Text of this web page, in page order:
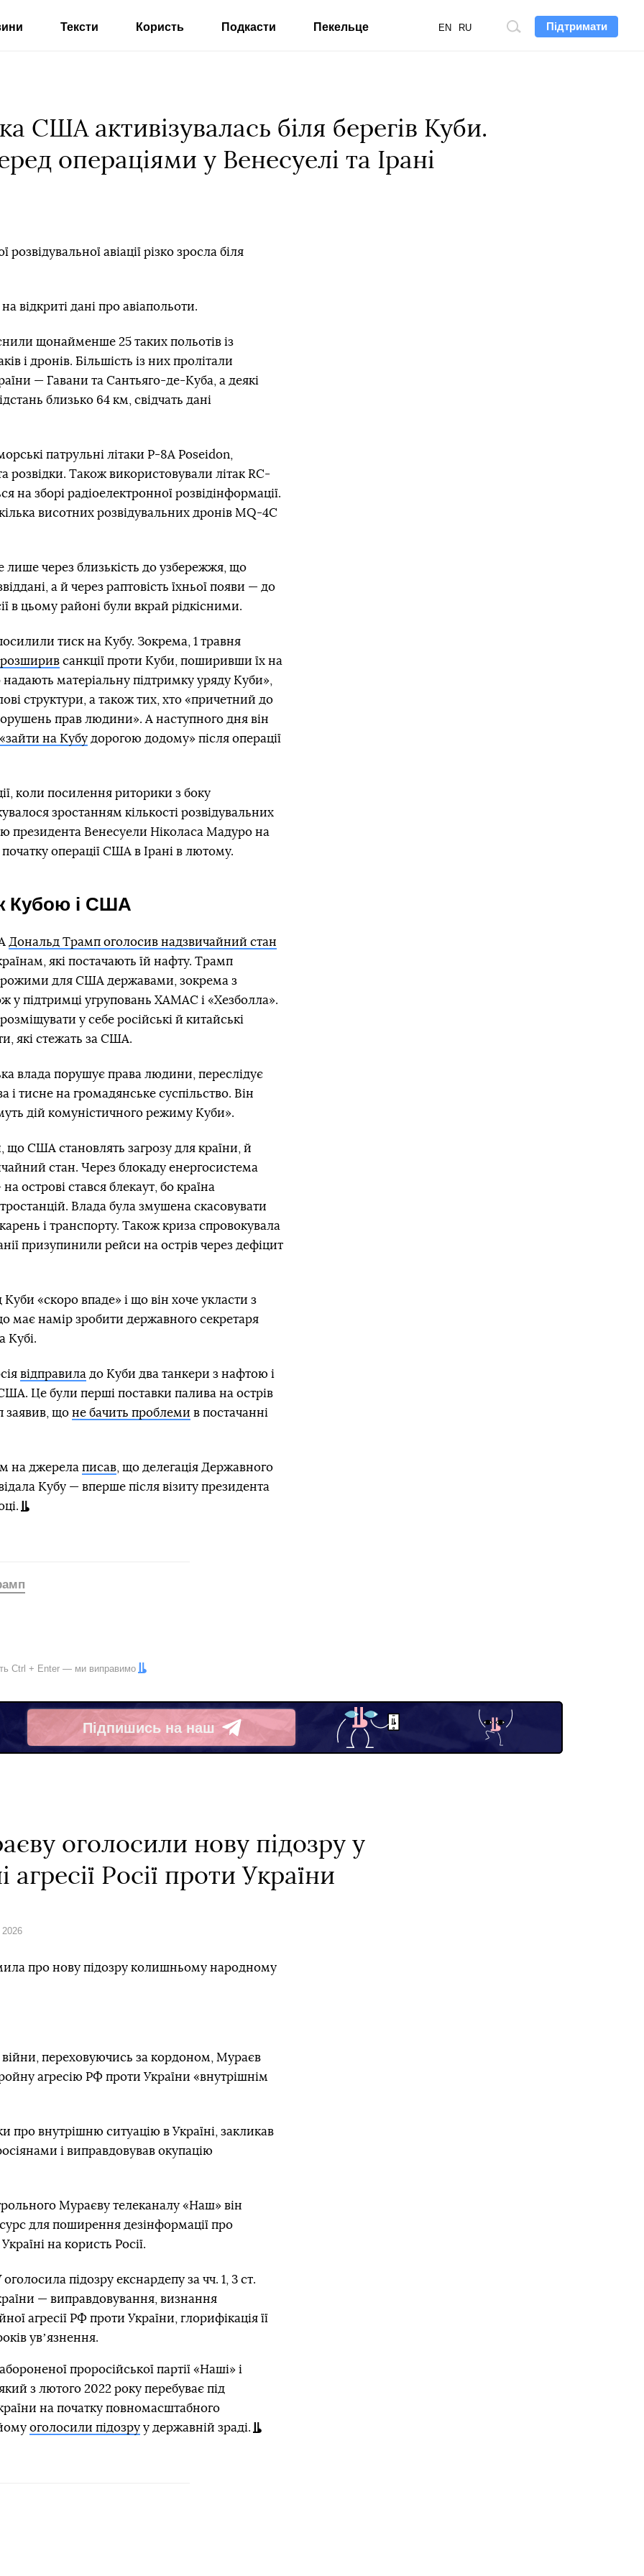
Підтримати
Пошук
EN RU
Тексти Користь Подкасти Пекельце
США активізувалась біля берегів Куби.
операціями у Венесуелі та Ірані
авіації різко зросла біля
відкриті дані про авіапольоти.
щонайменше 25 таких польотів із
і дронів. Більшість із них пролітали
— Гавани та Сантьяго-де-Куба, а деякі
близько 64 км, свідчать дані
патрульні літаки P-8A Poseidon,
розвідки. Також використовували літак RC-
на зборі радіоелектронної розвідінформації.
висотних розвідувальних дронів MQ-4C
лише через близькість до узбережжя, що
а й через раптовість їхньої появи — до
в цьому районі були вкрай рідкісними.
тиск на Кубу. Зокрема, 1 травня
розширив санкції проти Куби, поширивши їх на
надають матеріальну підтримку уряду Куби»,
структури, а також тих, хто «причетний до
прав людини». А наступного дня він
на Кубу дорогою додому» після операції
коли посилення риторики з боку
зростанням кількості розвідувальних
президента Венесуели Ніколаса Мадуро на
операції США в Ірані в лютому.
Кубою і США
Дональд Трамп оголосив надзвичайний стан
які постачають їй нафту. Трамп
для США державами, зокрема з
у підтримці угруповань ХАМАС і «Хезболла».
у себе російські й китайські
які стежать за США.
влада порушує права людини, переслідує
тисне на громадянське суспільство. Він
дій комуністичного режиму Куби».
що США становлять загрозу для країни, й
стан. Через блокаду енергосистема
острові стався блекаут, бо країна
Влада була змушена скасовувати
і транспорту. Також криза спровокувала
призупинили рейси на острів через дефіцит
«скоро впаде» і що він хоче укласти з
має намір зробити державного секретаря
Кубі.
відправила до Куби два танкери з нафтою і
Це були перші поставки палива на острів
заявив, що не бачить проблеми в постачанні
на джерела писав , що делегація Державного
Кубу — вперше після візиту президента
Ctrl + Enter — ми виправимо
Підпишись на наш
Telegram
оголосили нову підозру у
Росії проти України
2026
про нову підозру колишньому народному
переховуючись за кордоном, Мураєв
агресію РФ проти України «внутрішнім
про внутрішню ситуацію в Україні, закликав
і виправдовував окупацію
Мураєву телеканалу «Наш» він
для поширення дезінформації про
на користь Росії.
підозру екснардепу за чч. 1, 3 ст.
— виправдовування, визнання
агресії РФ проти України, глорифікація її
увʼязнення.
проросійської партії «Наші» і
з лютого 2022 року перебуває під
на початку повномасштабного
оголосили підозруу державній зраді.